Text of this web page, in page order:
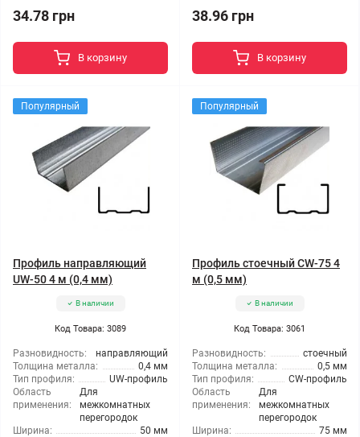
34.78 грн
В корзину
38.96 грн
В корзину
Популярный
Профиль направляющий
UW-50 4 м (0,4 мм)
В наличии
Код Товара: 3089
Разновидность:
направляющий
Толщина металла:
0,4 мм
Тип профиля:
UW-профиль
Область
применения:
Для
межкомнатных
перегородок
Ширина:
50 мм
Популярный
Профиль стоечный CW-75 4
м (0,5 мм)
В наличии
Код Товара: 3061
Разновидность:
стоечный
Толщина металла:
0,5 мм
Тип профиля:
CW-профиль
Область
применения:
Для
межкомнатных
перегородок
Ширина:
75 мм